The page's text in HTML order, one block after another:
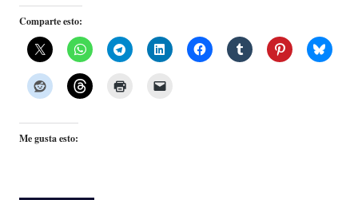
Comparte esto:
Me gusta esto: